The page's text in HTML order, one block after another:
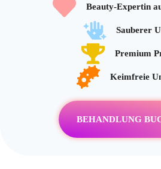
Beauty-Expertin
Sauberer
Premium
Keimfreie
BEHANDLUNG